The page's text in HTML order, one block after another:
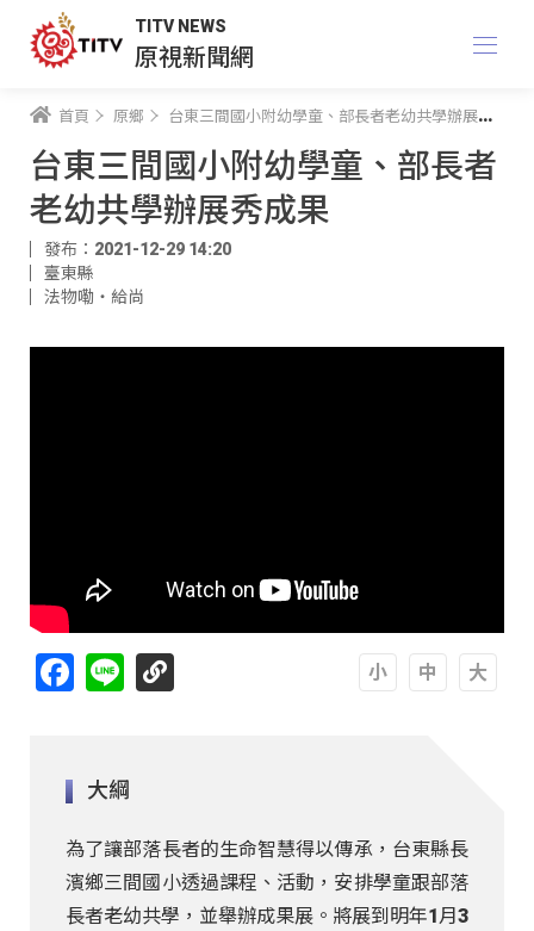
TITV NEWS
原視新聞網
首頁 原鄉 台東三間國小附幼學童、部長者老幼共學辦展秀成果
台東三間國小附幼學童、部長者
老幼共學辦展秀成果
發布：2021-12-29 14:20
臺東縣
法物嘞‧給尚
Facebook
Line
大綱
為了讓部落長者的生命智慧得以傳承，台東縣長
濱鄉三間國小透過課程、活動，安排學童跟部落
長者老幼共學，並舉辦成果展。將展到明年1月3